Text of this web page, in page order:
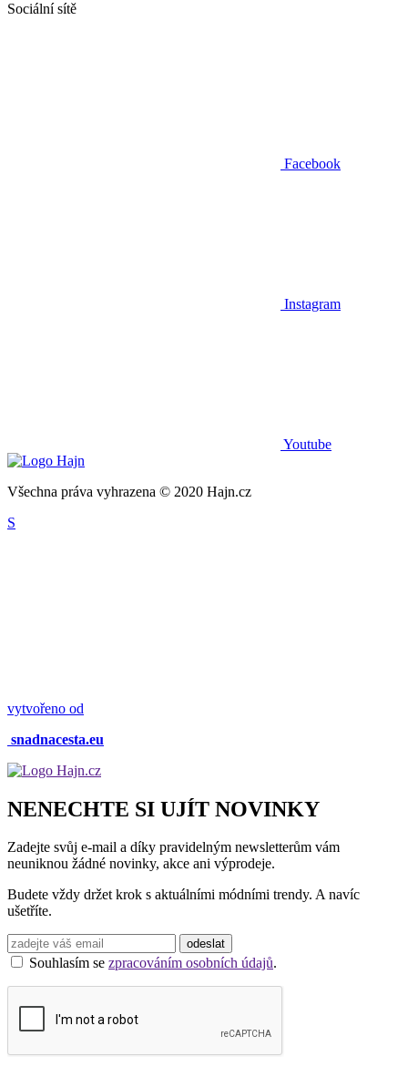
Sociální sítě
Facebook
Instagram
Youtube
Všechna práva vyhrazena © 2020 Hajn.cz
S
vytvořeno od
snadnacesta.eu
NENECHTE SI UJÍT NOVINKY
Zadejte svůj e-mail a díky pravidelným newsletterům vám
neuniknou žádné novinky, akce ani výprodeje.
Budete vždy držet krok s aktuálními módními trendy. A navíc
ušetříte.
Souhlasím se zpracováním osobních údajů.